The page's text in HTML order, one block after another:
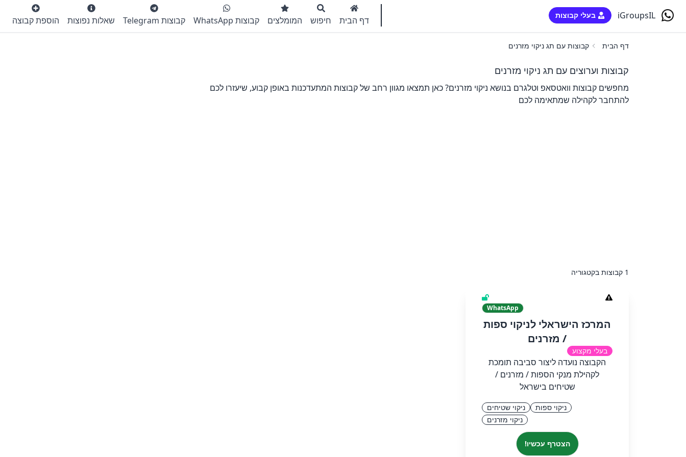
iGroupsIL בעלי קבוצות דף הבית חיפוש המומלצים קבוצות WhatsApp קבוצות Telegram שאלות נפוצות הוספת קבוצה
דף הבית קבוצות עם תג ניקוי מזרנים
קבוצות וערוצים עם תג ניקוי מזרנים
מחפשים קבוצות וואטסאפ וטלגרם בנושא ניקוי מזרנים? כאן תמצאו מגוון רחב של קבוצות המתעדכנות באופן קבוע, שיעזרו לכם
להתחבר לקהילה שמתאימה לכם
1 קבוצות בקטגוריה
WhatsApp
המרכז הישראלי לניקוי ספות
/ מזרנים
בעלי מקצוע
הקבוצה נועדה ליצור סביבה תומכת
לקהילת מנקי הספות / מזרנים /
שטיחים בישראל
ניקוי ספות
ניקוי שטיחים
ניקוי מזרנים
הצטרף עכשיו!